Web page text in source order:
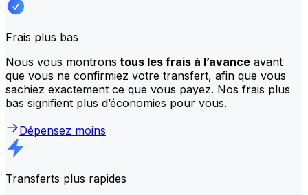
Frais plus bas
Nous vous montrons tous les frais à l’avance avant
que vous ne confirmiez votre transfert, afin que vous
sachiez exactement ce que vous payez. Nos frais plus
bas signifient plus d’économies pour vous.
Dépensez moins
Transferts plus rapides